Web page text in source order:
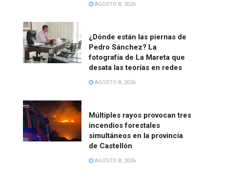
AGOSTO 8, 2026
¿Dónde están las piernas de
Pedro Sánchez? La
fotografía de La Mareta que
desata las teorías en redes
AGOSTO 8, 2026
Múltiples rayos provocan tres
incendios forestales
simultáneos en la provincia
de Castellón
AGOSTO 8, 2026